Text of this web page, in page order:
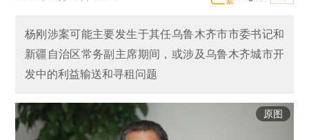
杨刚涉案可能主要发生于其任乌鲁木齐市市委书记和
新疆自治区常务副主席期间，或涉及乌鲁木齐城市开
发中的利益输送和寻租问题
原图